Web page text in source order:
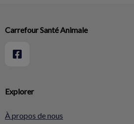
Explorer
À propos de nous
Carrefour Santé Animale